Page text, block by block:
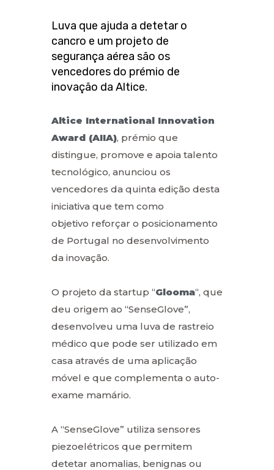
Luva que ajuda a detetar o
cancro e um projeto de
segurança aérea são os
vencedores do prémio de
inovação da Altice.
Altice International Innovation
Award (AIIA), prémio que
distingue, promove e apoia talento
tecnológico, anunciou os
vencedores da quinta edição desta
iniciativa que tem como
objetivo reforçar o posicionamento
de Portugal no desenvolvimento
da inovação.
O projeto da startup “Glooma“, que
deu origem ao “SenseGlove”,
desenvolveu uma luva de rastreio
médico que pode ser utilizado em
casa através de uma aplicação
móvel e que complementa o auto-
exame mamário.
A “SenseGlove” utiliza sensores
piezoelétricos que permitem
detetar anomalias, benignas ou